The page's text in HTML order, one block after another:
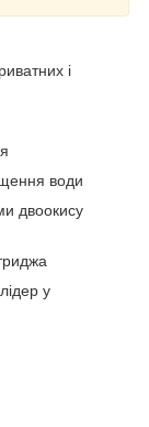
і
води
двоокису
у